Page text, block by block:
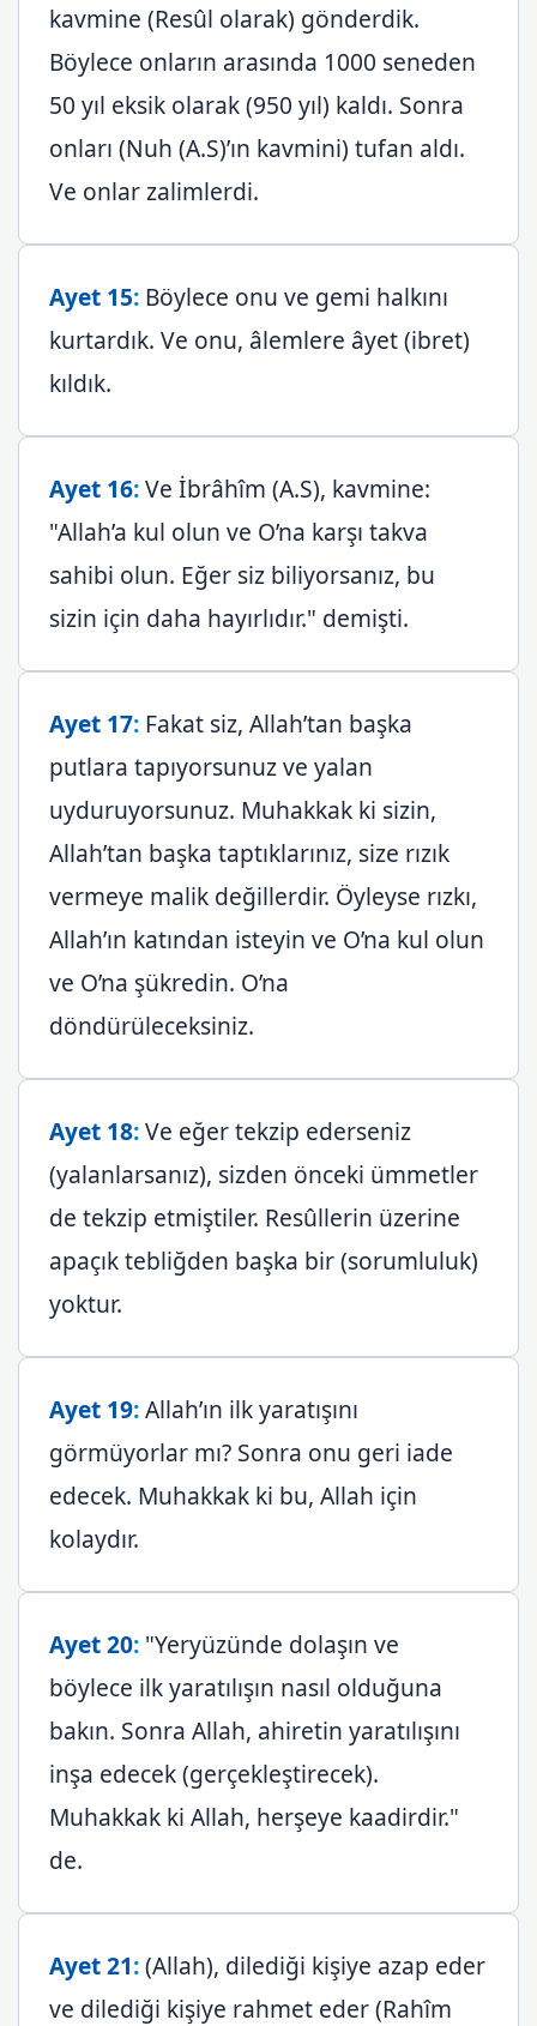
kavmine (Resûl olarak) gönderdik.
Böylece onların arasında 1000 seneden
50 yıl eksik olarak (950 yıl) kaldı. Sonra
onları (Nuh (A.S)’ın kavmini) tufan aldı.
Ve onlar zalimlerdi.
Ayet 15: Böylece onu ve gemi halkını
kurtardık. Ve onu, âlemlere âyet (ibret)
kıldık.
Ayet 16:Ve İbrâhîm (A.S), kavmine:
"Allah’a kul olun ve O’na karşı takva
sahibi olun. Eğer siz biliyorsanız, bu
sizin için daha hayırlıdır." demişti.
Ayet 17: Fakat siz, Allah’tan başka
putlara tapıyorsunuz ve yalan
uyduruyorsunuz. Muhakkak ki sizin,
Allah’tan başka taptıklarınız, size rızık
vermeye malik değillerdir. Öyleyse rızkı,
Allah’ın katından isteyin ve O’na kul olun
ve O’na şükredin. O’na
döndürüleceksiniz.
Ayet 18:Ve eğer tekzip ederseniz
(yalanlarsanız), sizden önceki ümmetler
de tekzip etmiştiler. Resûllerin üzerine
apaçık tebliğden başka bir (sorumluluk)
yoktur.
Ayet 19:Allah’ın ilk yaratışını
görmüyorlar mı? Sonra onu geri iade
edecek. Muhakkak ki bu, Allah için
kolaydır.
Ayet 20: "Yeryüzünde dolaşın ve
böylece ilk yaratılışın nasıl olduğuna
bakın. Sonra Allah, ahiretin yaratılışını
inşa edecek (gerçekleştirecek).
Muhakkak ki Allah, herşeye kaadirdir."
de.
Ayet 21:(Allah), dilediği kişiye azap eder
ve dilediği kişiye rahmet eder (Rahîm